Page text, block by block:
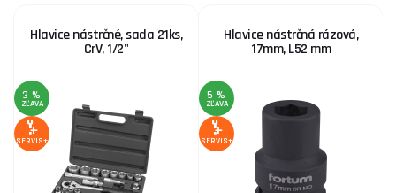
Hlavice nástrčné, sada 21ks,
CrV, 1/2"
3 %
ZĽAVA
SERVIS+
Hlavice nástrčná rázová,
17mm, L52 mm
5 %
ZĽAVA
SERVIS+